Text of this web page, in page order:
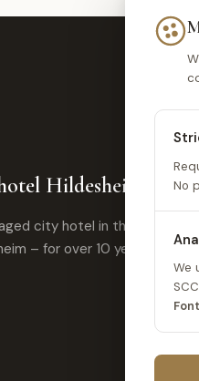
Hildesheim
city hotel in the
– for over 10 years.
No
We